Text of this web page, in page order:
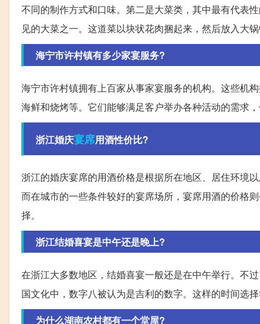
不同的制作方式和口味。第二是大菜类，其中最有代表
见的大菜之一。这道菜以块状花肉捆起来，然后放入大
海宁市许村镇有多少家宴服务?
海宁市许村镇拥有上百家从事家宴服务的机构。这些机
海鲜和烧烤等。它们能够满足客户举办各种活动的需求
浙江婚庆宴席用酒性价比?
浙江的婚庆宴席的用酒价格是根据所在地区、居住环境
而在城市的一些条件较好的宴席场所，宴席用酒的价格
择。
浙江结婚喜宴是中午还是晚上?
在浙江大多数地区，结婚喜宴一般还是在中午举行。不
国文化中，数字八被认为是吉利的数字。这样的时间选
为什么湖南农村都有一个堂屋?